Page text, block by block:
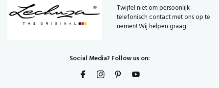
Twijfel niet om persoonlijk
telefonisch contact met ons op te
nemen! Wij helpen graag.
Social Media? Follow us on: